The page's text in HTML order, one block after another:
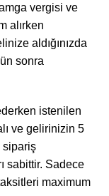
vergisi ve
alırken
aldığınızda
sonra
istenilen
ve gelirinizin 5
sipariş
sabittir. Sadece
maximum